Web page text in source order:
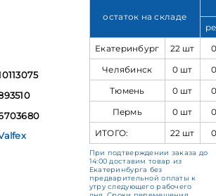
остаток на складе
Екатеринбург
22 шт
Челябинск
0 шт
Тюмень
0 шт
Пермь
0 шт
ИТОГО:
22 шт
При подтверждении заказа до
14:00 доставим товар из
Екатеринбурга без
предварительной оплаты к
утру следующего рабочего